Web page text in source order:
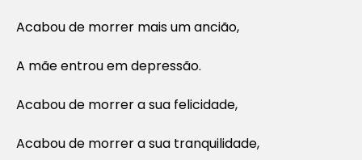
Acabou de morrer mais um ancião,
A mãe entrou em depressão.
Acabou de morrer a sua felicidade,
Acabou de morrer a sua tranquilidade,